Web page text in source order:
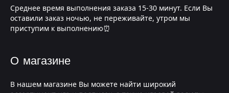
Среднее время выполнения заказа 15-30 минут. Если Вы
оставили заказ ночью, не переживайте, утром мы
приступим к выполнению⏰
О магазине
В нашем магазине Вы можете найти широкий